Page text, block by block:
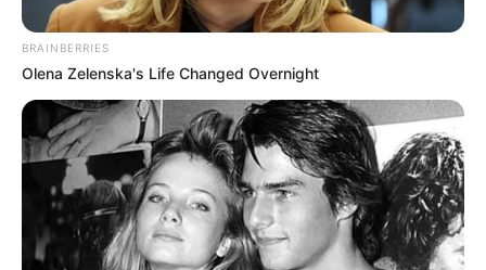
BRAINBERRIES
Olena Zelenska's Life Changed Overnight